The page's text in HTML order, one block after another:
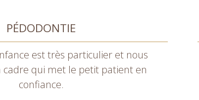
PÉDODONTIE
est très particulier et nous
cadre qui met le petit patient en
confiance.